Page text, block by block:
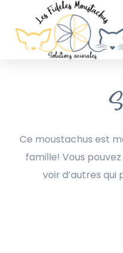
Ce moustachus est
famille! Vous
voir d’autres qui